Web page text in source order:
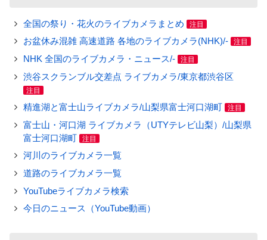
全国の祭り・花火のライブカメラまとめ 注目
お盆休み混雑 高速道路 各地のライブカメラ(NHK)/- 注目
NHK 全国のライブカメラ・ニュース/- 注目
渋谷スクランブル交差点 ライブカメラ/東京都渋谷区
注目
精進湖と富士山ライブカメラ/山梨県富士河口湖町 注目
富士山・河口湖 ライブカメラ（UTYテレビ山梨）/山梨県
富士河口湖町
注目
河川のライブカメラ一覧
道路のライブカメラ一覧
YouTubeライブカメラ検索
今日のニュース（YouTube動画）